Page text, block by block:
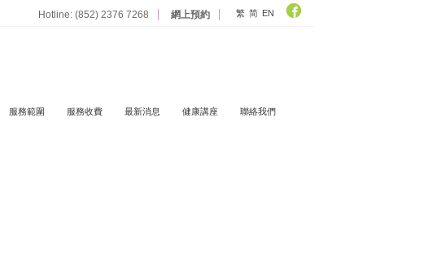
Hotline: (852) 2376 7268 網上預約 繁 简 EN
服務範圍 服務收費 最新消息 健康講座 聯絡我們